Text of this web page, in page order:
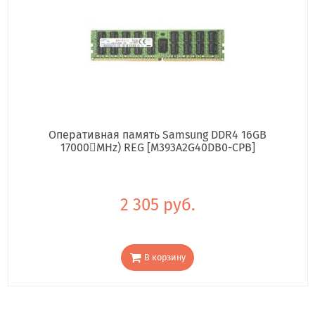
Оперативная память Samsung DDR4 16GB
17000񢋕MHz) REG [M393A2G40DB0-CPB]
2 305 руб.
В корзину